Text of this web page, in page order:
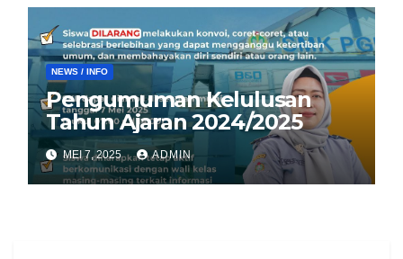
NEWS / INFO
Pengumuman Kelulusan
Tahun Ajaran 2024/2025
MEI 7, 2025 ADMIN